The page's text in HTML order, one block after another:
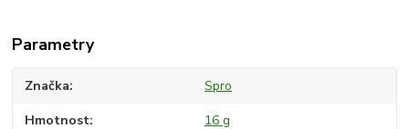
Parametry
Značka Spro
Hmotnost 16 g